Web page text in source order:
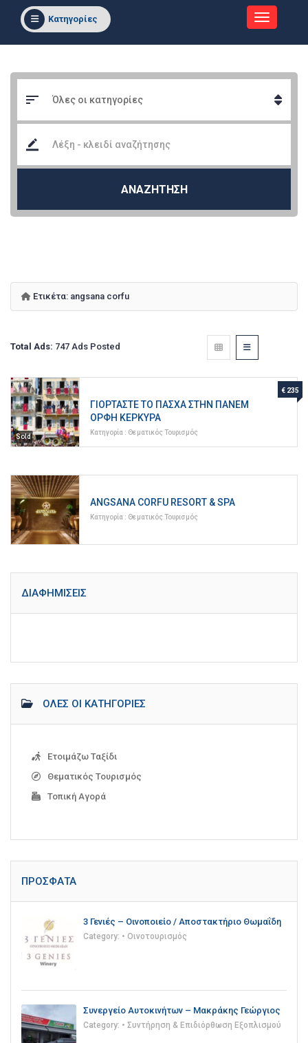
Κατηγορίες
ΑΝΑΖΗΤΗΣΗ
Ετικέτα: angsana corfu
Total Ads: 747 Ads Posted
Sold
€ 235
ΓΙΟΡΤΆΣΤΕ ΤΟ ΠΆΣΧΑ ΣΤΗΝ ΠΑΝΈΜ
ΟΡΦΗ ΚΈΡΚΥΡΑ
Κατηγορία : Θεματικός Τουρισμός
ANGSANA CORFU RESORT & SPA
Κατηγορία : Θεματικός Τουρισμός
ΔΙΑΦΗΜΊΣΕΙΣ
ΌΛΕΣ ΟΙ ΚΑΤΗΓΟΡΊΕΣ
Ετοιμάζω Ταξίδι
Θεματικός Τουρισμός
Τοπική Αγορά
ΠΡΌΣΦΑΤΑ
3 Γενιές – Οινοποιείο / Αποστακτήριο Θωμαΐδη
Category: • Οινοτουρισμός
Συνεργείο Αυτοκινήτων – Μακράκης Γεώργιος
Category: • Συντήρηση & Επιδιόρθωση Εξοπλισμού